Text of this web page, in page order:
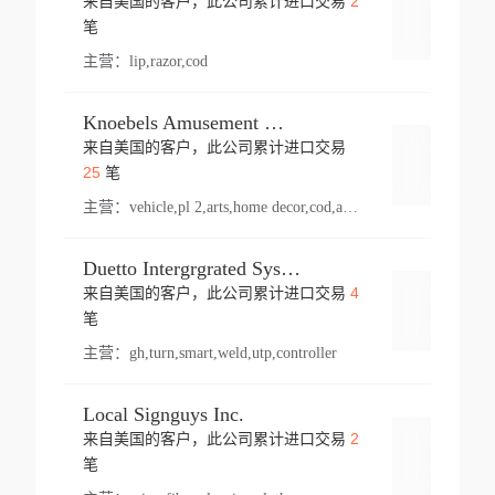
笔
主营： lip,razor,cod
Knoebels Amusement Resort
来自美国的客户，此公司累计进口交易
25笔
主营： vehicle,pl 2,arts,home decor,cod,amusement ride,sea
Duetto Intergrgrated Systems Inc.
来自美国的客户，此公司累计进口交易 4
笔
主营： gh,turn,smart,weld,utp,controller
Local Signguys Inc.
来自美国的客户，此公司累计进口交易 2
笔